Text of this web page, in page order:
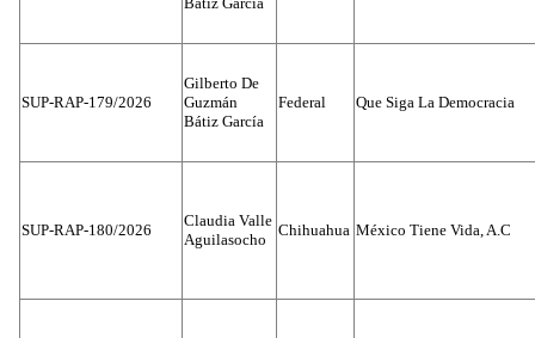
SUP-RAP-179/2026
Gilberto De
Guzmán
Bátiz García
Federal Que Siga La Democracia
SUP-RAP-180/2026
Claudia Valle
Aguilasocho
Chihuahua México Tiene Vida, A.C